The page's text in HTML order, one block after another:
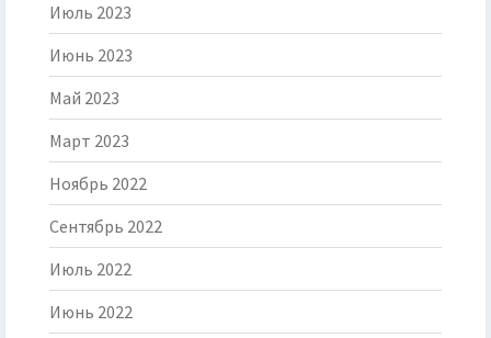
Июль 2023
Июнь 2023
Май 2023
Март 2023
Ноябрь 2022
Сентябрь 2022
Июль 2022
Июнь 2022